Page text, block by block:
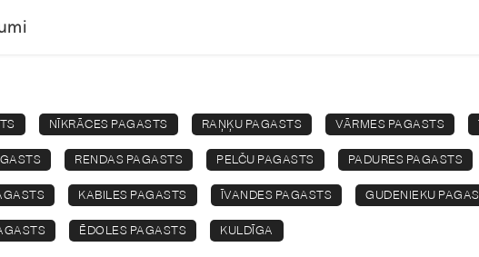
NĪKRĀCES PAGASTS RAŅĶU PAGASTS VĀRMES PAGASTS
RENDAS PAGASTS PELČU PAGASTS PADURES PAGASTS
KABILES PAGASTS ĪVANDES PAGASTS GUDENIEKU
ĒDOLES PAGASTS KULDĪGA